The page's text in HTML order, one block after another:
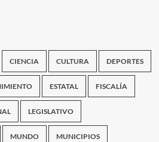
CIENCIA CULTURA DEPORTES
ESTATAL FISCALÍA
LEGISLATIVO
MUNDO MUNICIPIOS